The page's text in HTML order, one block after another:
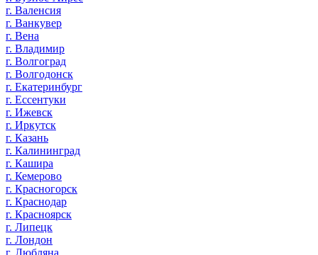
г. Валенсия
г. Ванкувер
г. Вена
г. Владимир
г. Волгоград
г. Волгодонск
г. Екатеринбург
г. Ессентуки
г. Ижевск
г. Иркутск
г. Казань
г. Калининград
г. Кашира
г. Кемерово
г. Красногорск
г. Краснодар
г. Красноярск
г. Липецк
г. Лондон
г. Любляна